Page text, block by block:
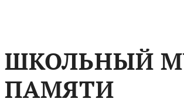
ШКОЛЬНЫЙ
ПАМЯТИ